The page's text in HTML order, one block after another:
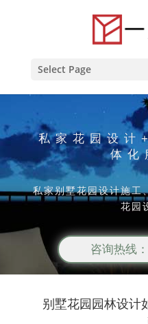
Select Page
私家花园设计
体化
私家别墅花园设计施工
花园
咨询热线
别墅花园园林设计